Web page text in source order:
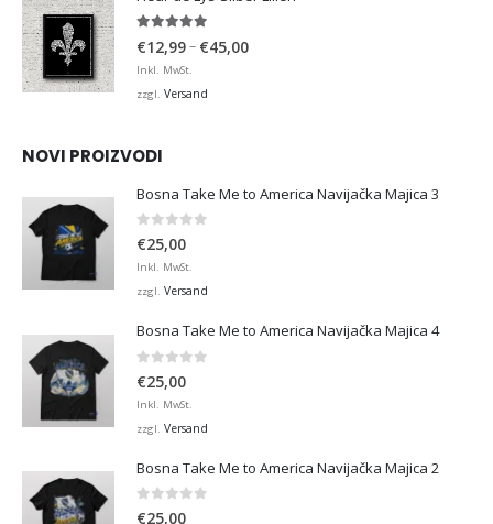
€12,99– €45,00Preisspanne:
Inkl. MwSt.
zzgl. Versand
NOVI PROIZVODI
Bosna Take Me to America Navijačka Majica 3
0 von 5
€25,00
Inkl. MwSt.
zzgl. Versand
Bosna Take Me to America Navijačka Majica 4
€25,00
Inkl. MwSt.
zzgl. Versand
Bosna Take Me to America Navijačka Majica 2
0 von 5
€25,00